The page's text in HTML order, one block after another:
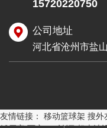
15720220750
公司地址
河北省沧州市盐
友情链接： 移动篮球架 搜外